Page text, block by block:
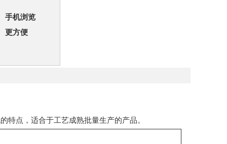
手机浏览
更方便
特点，适合于工艺成熟批量生产的产品。